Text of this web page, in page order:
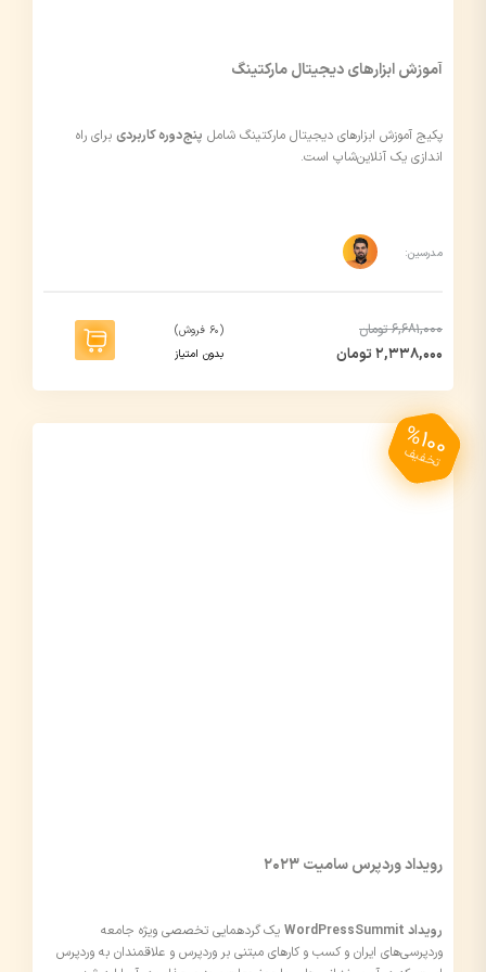
آموزش ابزار‌های دیجیتال مارکتینگ
پکیج آموزش ابزارهای دیجیتال مارکتینگ شامل پنجدوره کاربردی برای راه
اندازی یک آنلاین‌شاپ است.
مدرسین:
6,681,000 تومان
2,338,000 تومان
(60 فروش)
بدون امتیاز
%100
تخفیف
رویداد وردپرس سامیت 2023
رویداد WordPressSummit
یک گردهمایی تخصصی ویژه جامعه
وردپرسی‌های ایران و کسب و کارهای مبتنی بر وردپرس و علاقمندان به وردپرس